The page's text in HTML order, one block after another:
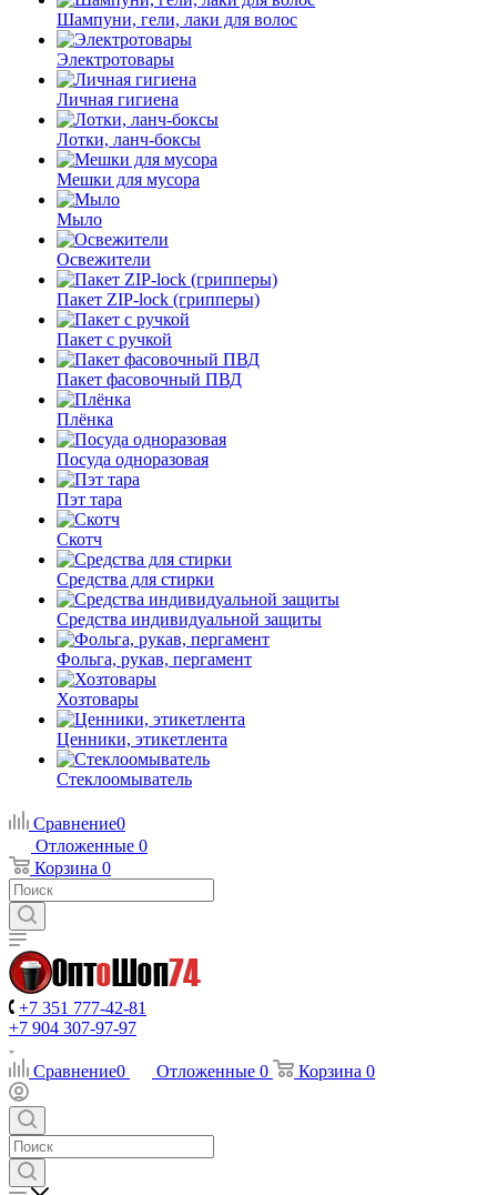
Шампуни, гели, лаки для волос
Электротовары
Личная гигиена
Лотки, ланч-боксы
Мешки для мусора
Мыло
Освежители
Пакет ZIP-lock (грипперы)
Пакет с ручкой
Пакет фасовочный ПВД
Плёнка
Посуда одноразовая
Пэт тара
Скотч
Средства для стирки
Средства индивидуальной защиты
Фольга, рукав, пергамент
Хозтовары
Ценники, этикетлента
Стеклоомыватель
Сравнение0
Отложенные 0
Корзина 0
+7 351 777-42-81
+7 904 307-97-97
Сравнение0 Отложенные 0 Корзина 0